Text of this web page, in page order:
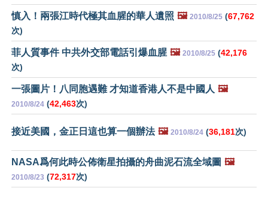
慎入！兩張江時代極其血腥的華人遺照 🖼️ 2010/8/25 (67,762
次)
菲人質事件 中共外交部電話引爆血腥 🖼️ 2010/8/25 (42,176
次)
一張圖片！八同胞遇難 才知道香港人不是中國人 🖼️
2010/8/24 (42,463次)
接近美國，金正日這也算一個辦法 🖼️ 2010/8/24 (36,181次)
NASA爲何此時公佈衛星拍攝的舟曲泥石流全域圖 🖼️
2010/8/23 (72,317次)